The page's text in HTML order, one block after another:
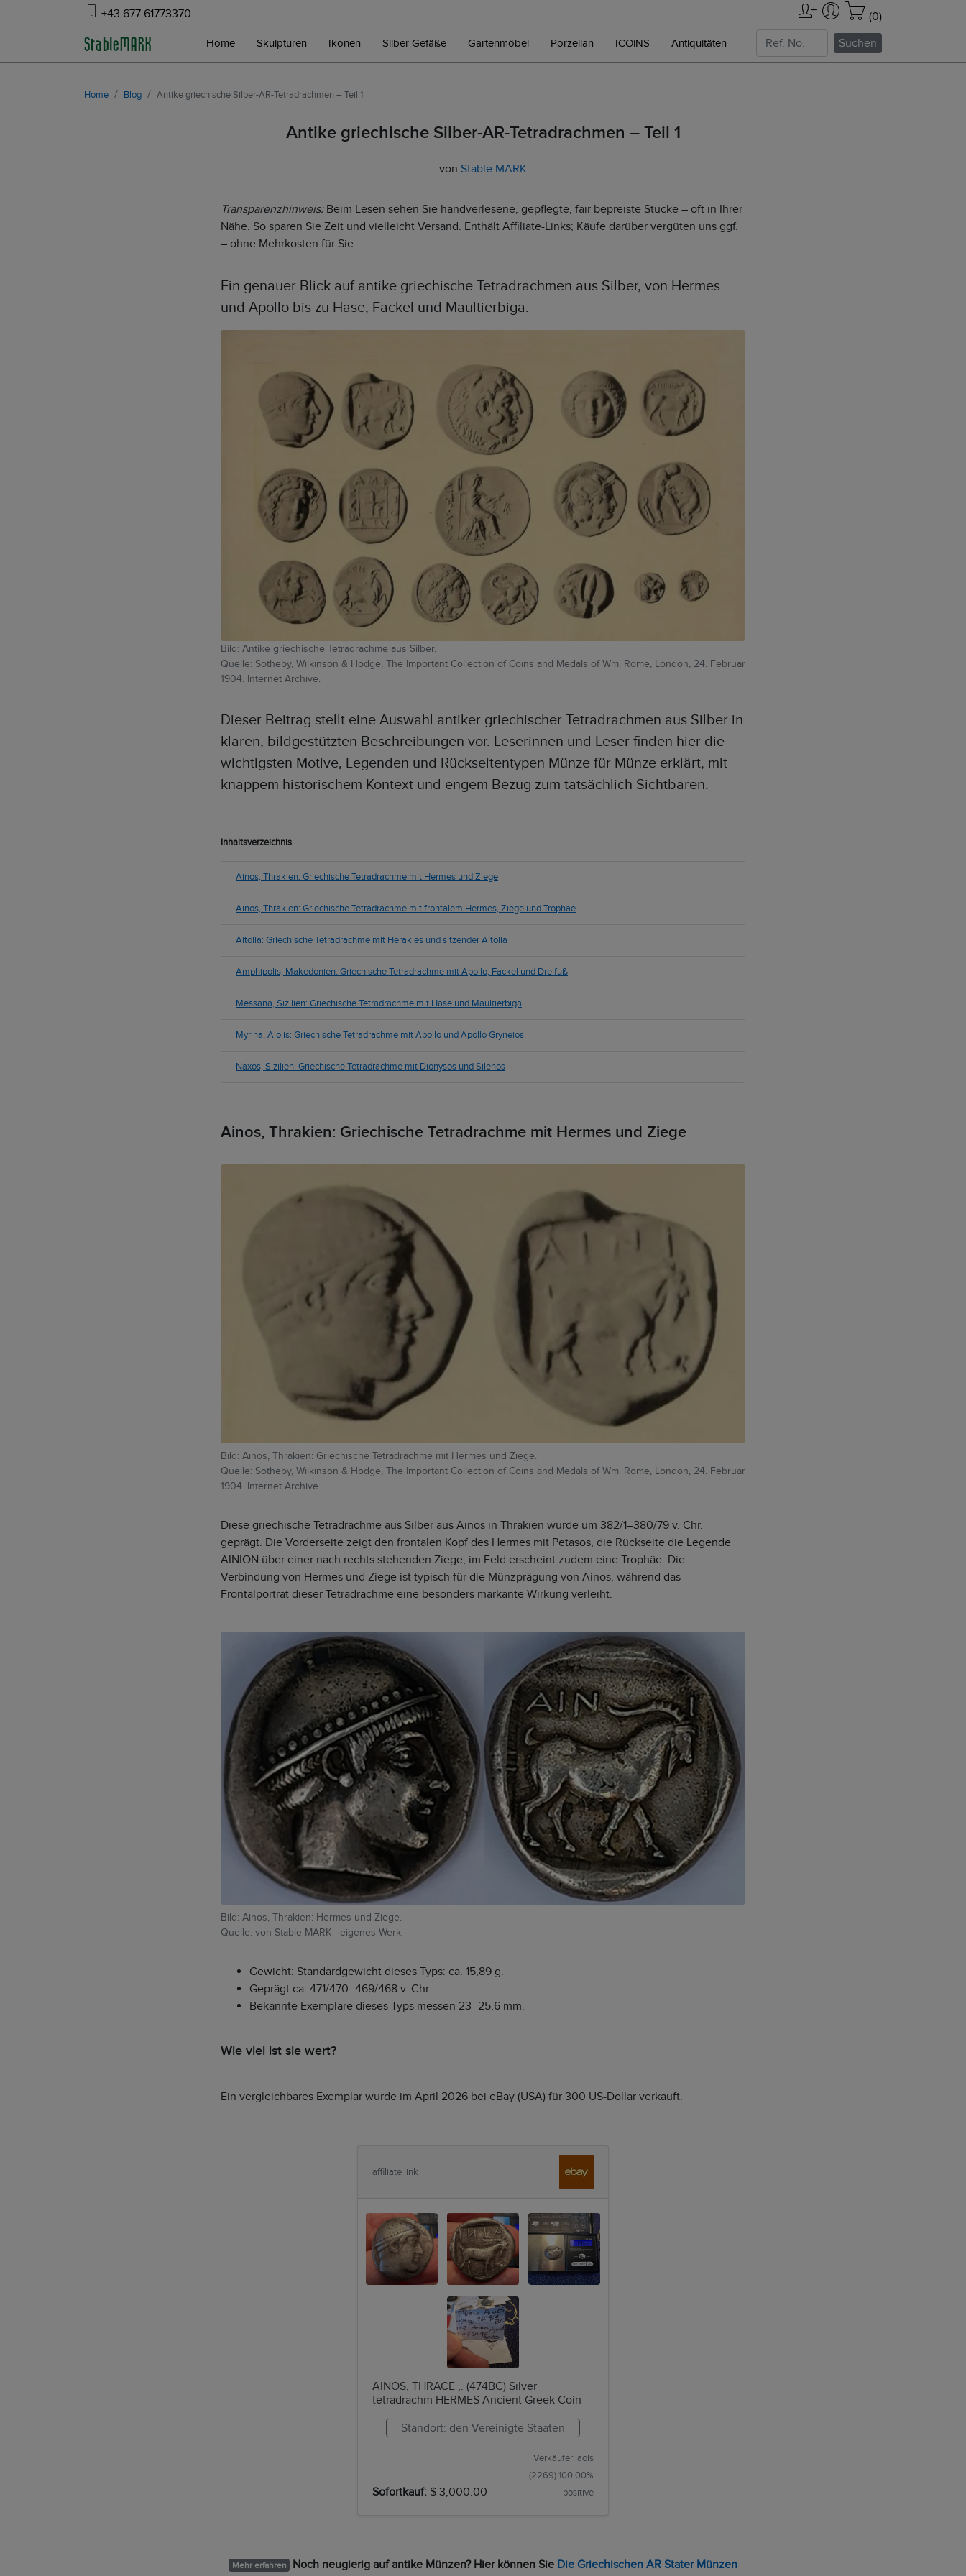
+43 677 61773370 (0)
Home Skulpturen Ikonen Silber Gefäße Gartenmöbel Porzellan ICOiNS Antiquitäten Suchen
Home Blog Antike griechische Silber-AR-Tetradrachmen – Teil 1
Antike griechische Silber-AR-Tetradrachmen – Teil 1
von Stable MARK
Transparenzhinweis:Beim Lesen sehen Sie handverlesene, gepflegte, fair bepreiste Stücke – oft in Ihrer
Nähe. So sparen Sie Zeit und vielleicht Versand. Enthält Affiliate-Links; Käufe darüber vergüten uns ggf.
– ohne Mehrkosten für Sie.
Ein genauer Blick auf antike griechische Tetradrachmen aus Silber, von Hermes
und Apollo bis zu Hase, Fackel und Maultierbiga.
Bild: Antike griechische Tetradrachme aus Silber.
Quelle: Sotheby, Wilkinson & Hodge, The Important Collection of Coins and Medals of Wm. Rome, London, 24. Februar
1904. Internet Archive.
Dieser Beitrag stellt eine Auswahl antiker griechischer Tetradrachmen aus Silber in
klaren, bildgestützten Beschreibungen vor. Leserinnen und Leser finden hier die
wichtigsten Motive, Legenden und Rückseitentypen Münze für Münze erklärt, mit
knappem historischem Kontext und engem Bezug zum tatsächlich Sichtbaren.
Inhaltsverzeichnis
Ainos, Thrakien: Griechische Tetradrachme mit Hermes und Ziege
Ainos, Thrakien: Griechische Tetradrachme mit frontalem Hermes, Ziege und Trophäe
Aitolia: Griechische Tetradrachme mit Herakles und sitzender Aitolia
Amphipolis, Makedonien: Griechische Tetradrachme mit Apollo, Fackel und Dreifuß
Messana, Sizilien: Griechische Tetradrachme mit Hase und Maultierbiga
Myrina, Aiolis: Griechische Tetradrachme mit Apollo und Apollo Gryneios
Naxos, Sizilien: Griechische Tetradrachme mit Dionysos und Silenos
Ainos, Thrakien: Griechische Tetradrachme mit Hermes und Ziege
Bild: Ainos, Thrakien: Griechische Tetradrachme mit Hermes und Ziege.
Quelle: Sotheby, Wilkinson & Hodge, The Important Collection of Coins and Medals of Wm. Rome, London, 24. Februar
1904. Internet Archive.
Diese griechische Tetradrachme aus Silber aus Ainos in Thrakien wurde um 382/1–380/79 v. Chr.
geprägt. Die Vorderseite zeigt den frontalen Kopf des Hermes mit Petasos, die Rückseite die Legende
AINION über einer nach rechts stehenden Ziege; im Feld erscheint zudem eine Trophäe. Die
Verbindung von Hermes und Ziege ist typisch für die Münzprägung von Ainos, während das
Frontalporträt dieser Tetradrachme eine besonders markante Wirkung verleiht.
Bild: Ainos, Thrakien: Hermes und Ziege.
Quelle: von Stable MARK - eigenes Werk.
Gewicht: Standardgewicht dieses Typs: ca. 15,89 g.
Geprägt ca. 471/470–469/468 v. Chr.
Bekannte Exemplare dieses Typs messen 23–25,6 mm.
Wie viel ist sie wert?
Ein vergleichbares Exemplar wurde im April 2026 bei eBay (USA) für 300 US-Dollar verkauft.
affiliate link
AINOS, THRACE ,. (474BC) Silver
tetradrachm HERMES Ancient Greek Coin
Standort: den Vereinigte Staaten
Sofortkauf: $ 3,000.00
Verkäufer: aols
(2269) 100.00%
positive
Mehr erfahren Noch neugierig auf antike Münzen? Hier können Sie Die Griechischen AR Stater Münzen